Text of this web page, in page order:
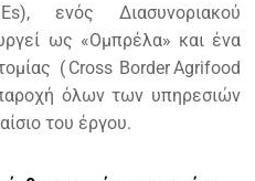
ενός Διασυνοριακού
ως «Ομπρέλα» και ένα
( Cross BorderAgrifood
όλων των υπηρεσιών
του έργου.